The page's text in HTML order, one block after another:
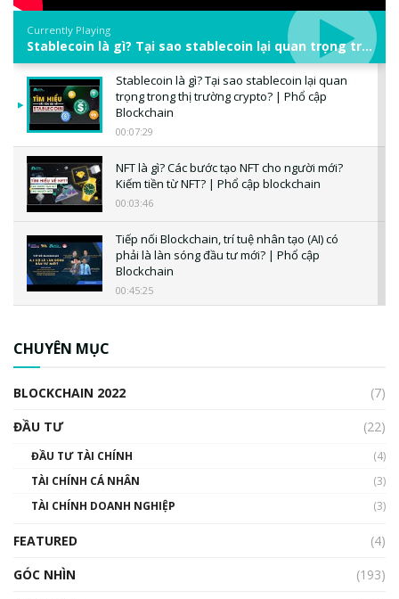
Currently Playing
Stablecoin là gì? Tại sao stablecoin lại quan trọng trong thị trường crypto? | Phổ cập Blockchain
Stablecoin là gì? Tại sao stablecoin lại quan
trọng trong thị trường crypto? | Phổ cập
Blockchain
00:07:29
NFT là gì? Các bước tạo NFT cho người mới?
Kiếm tiền từ NFT? | Phổ cập blockchain
00:03:46
Tiếp nối Blockchain, trí tuệ nhân tạo (AI) có
phải là làn sóng đầu tư mới? | Phổ cập
Blockchain
00:45:25
00:02:14
Nhìn lại năm 2022: Những sự kiện ảnh hưởng
đến hệ sinh thái tiền mã hoá | Phổ cập
CHUYÊN MỤC
BLOCKCHAIN 2022
(7)
ĐẦU TƯ
(22)
ĐẦU TƯ TÀI CHÍNH
(4)
TÀI CHÍNH CÁ NHÂN
(3)
TÀI CHÍNH DOANH NGHIỆP
(3)
FEATURED
(4)
GÓC NHÌN
(193)